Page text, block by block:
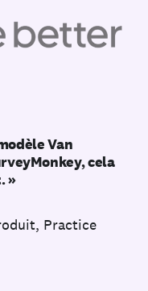
Van
cela
»
Practice